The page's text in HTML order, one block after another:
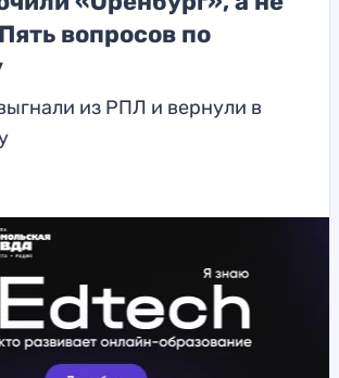
вопросов по
из РПЛ и вернули в